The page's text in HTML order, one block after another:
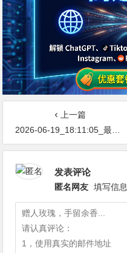
上一篇
2026-06-19_18:11:05_最新网络节点地址免费分享…不定期更新…开放免费分享（网络免费节点香港|日本|韩国|新加坡|台湾|马来西亚|…
发表评论
匿名网友 填写信息